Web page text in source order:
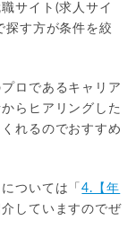
サイト(求人サイ
探す方が条件を絞
ロであるキャリア
らヒアリングした
れるのでおすすめ
ついては「4.【年
介していますのでぜ